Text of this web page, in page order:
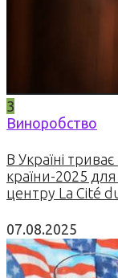
3
Виноробство
В Україні
країни-2025
центру La Cité
07.08.2025